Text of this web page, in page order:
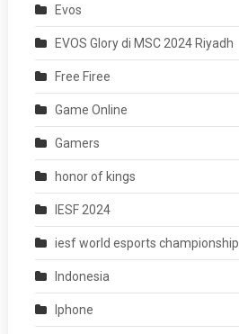
Evos
EVOS Glory di MSC 2024 Riyadh
Free Firee
Game Online
Gamers
honor of kings
IESF 2024
iesf world esports championship
Indonesia
Iphone